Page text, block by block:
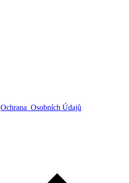
Ochrana Osobních Údajů